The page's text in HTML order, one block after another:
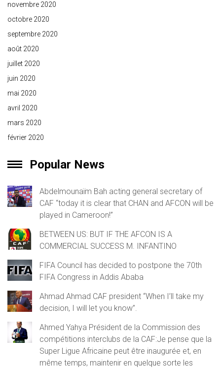
novembre 2020
octobre 2020
septembre 2020
août 2020
juillet 2020
juin 2020
mai 2020
avril 2020
mars 2020
février 2020
Popular News
Abdelmounaïm Bah acting general secretary of
CAF “today it is clear that CHAN and AFCON will be
played in Cameroon!”
BETWEEN US: BUT IF THE AFCON IS A
COMMERCIAL SUCCESS M. INFANTINO
FIFA Council has decided to postpone the 70th
FIFA Congress in Addis Ababa
Ahmad Ahmad CAF president “When I’ll take my
decision, I will let you know”.
Ahmed Yahya Président de la Commission des
compétitions interclubs de la CAF:Je pense que la
Super Ligue Africaine peut être inaugurée et, en
même temps, maintenir en quelque sorte les